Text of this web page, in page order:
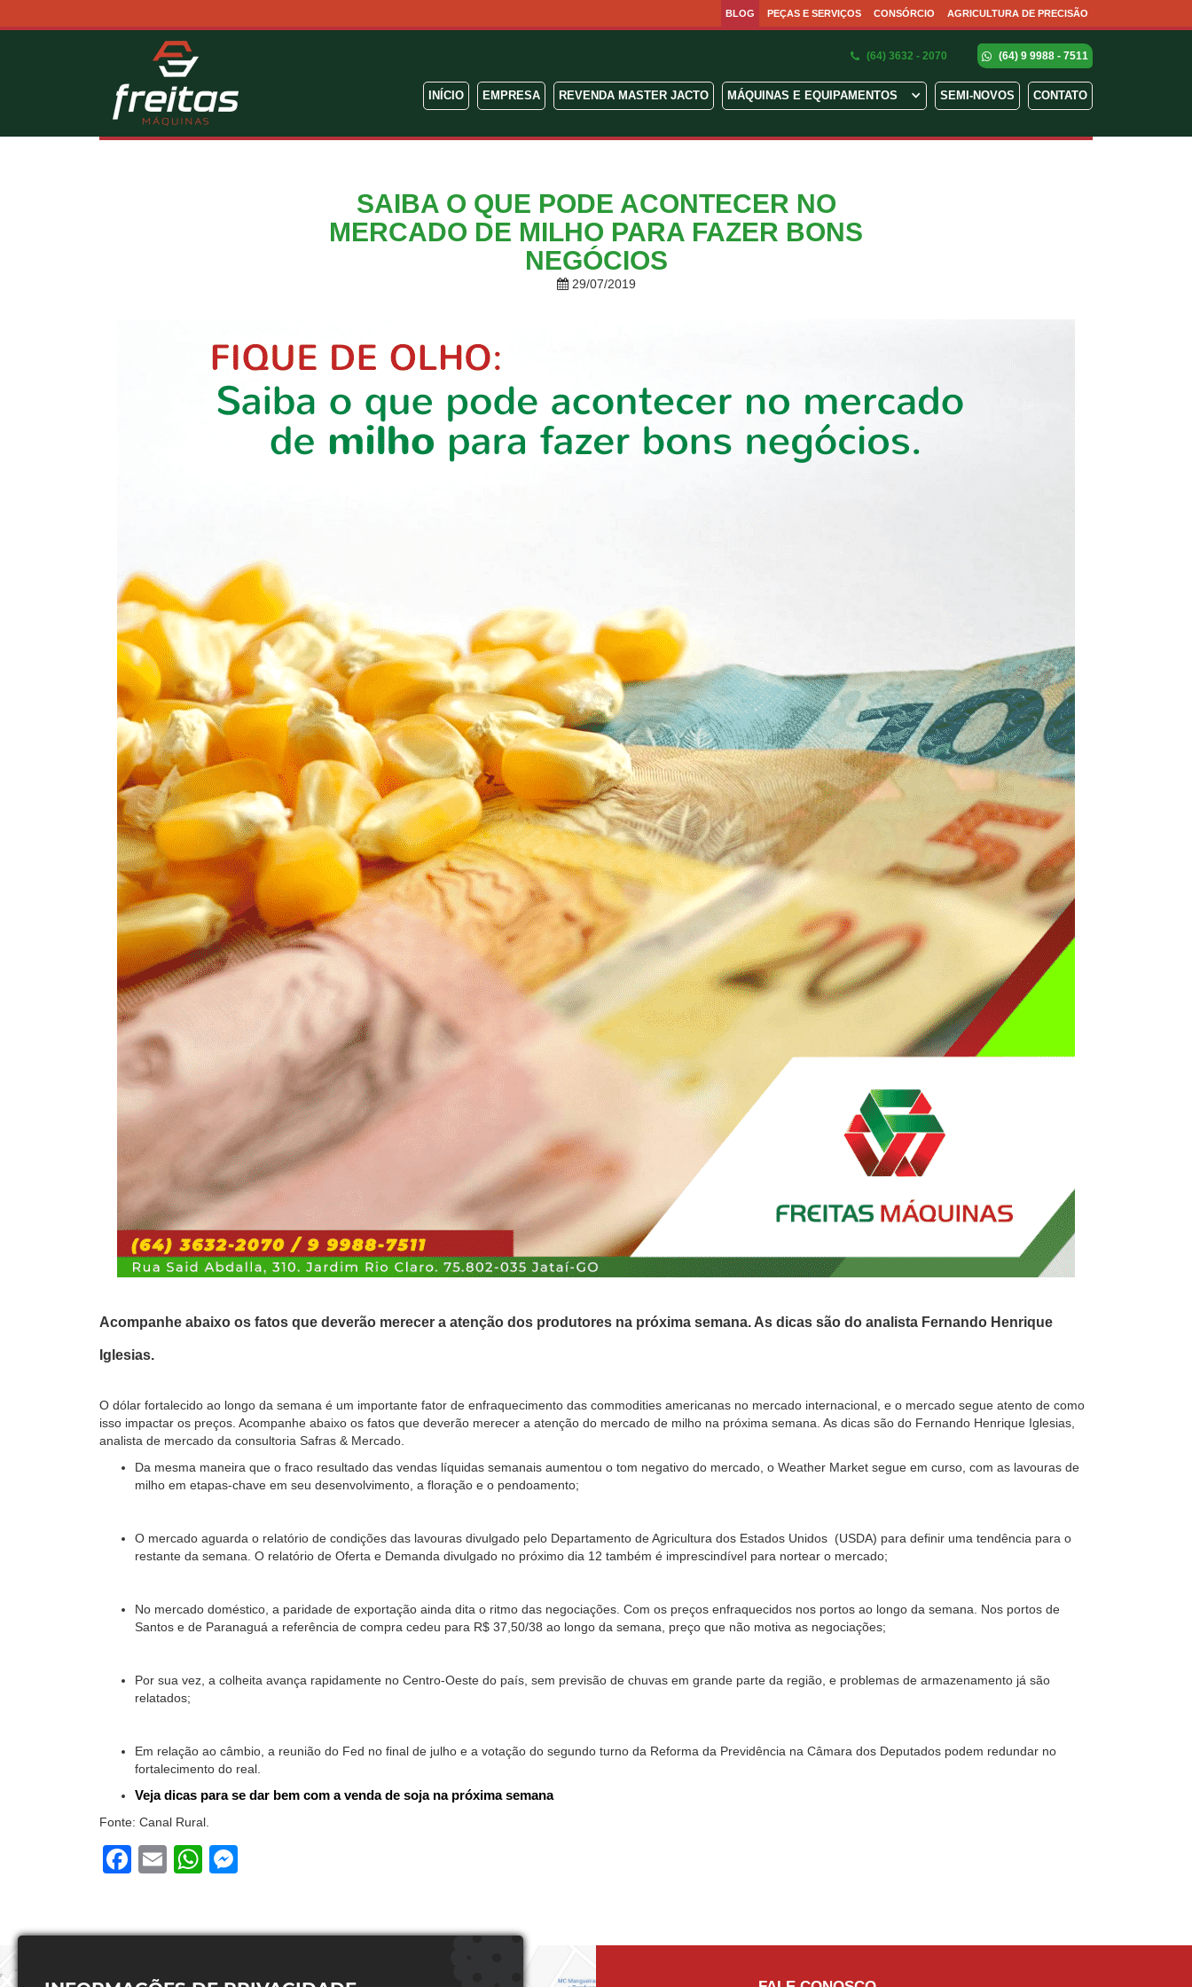
BLOG PEÇAS E SERVIÇOS CONSÓRCIO AGRICULTURA DE PRECISÃO
(64) 3632 - 2070 (64) 9 9988 - 7511
INÍCIO EMPRESA REVENDA MASTER JACTO MÁQUINAS E EQUIPAMENTOS SEMI-NOVOS CONTATO
SAIBA O QUE PODE ACONTECER NO
MERCADO DE MILHO PARA FAZER BONS
NEGÓCIOS
29/07/2019
Acompanhe abaixo os fatos que deverão merecer a atenção dos produtores na próxima semana. As dicas são do analista Fernando Henrique
Iglesias.
O dólar fortalecido ao longo da semana é um importante fator de enfraquecimento das commodities americanas no mercado internacional, e o mercado segue atento de como
isso impactar os preços. Acompanhe abaixo os fatos que deverão merecer a atenção do mercado de milho na próxima semana. As dicas são do Fernando Henrique Iglesias,
analista de mercado da consultoria Safras & Mercado.
Da mesma maneira que o fraco resultado das vendas líquidas semanais aumentou o tom negativo do mercado, o Weather Market segue em curso, com as lavouras de
milho em etapas-chave em seu desenvolvimento, a floração e o pendoamento;
O mercado aguarda o relatório de condições das lavouras divulgado pelo Departamento de Agricultura dos Estados Unidos (USDA) para definir uma tendência para o
restante da semana. O relatório de Oferta e Demanda divulgado no próximo dia 12 também é imprescindível para nortear o mercado;
No mercado doméstico, a paridade de exportação ainda dita o ritmo das negociações. Com os preços enfraquecidos nos portos ao longo da semana. Nos portos de
Santos e de Paranaguá a referência de compra cedeu para R$ 37,50/38 ao longo da semana, preço que não motiva as negociações;
Por sua vez, a colheita avança rapidamente no Centro-Oeste do país, sem previsão de chuvas em grande parte da região, e problemas de armazenamento já são
relatados;
Em relação ao câmbio, a reunião do Fed no final de julho e a votação do segundo turno da Reforma da Previdência na Câmara dos Deputados podem redundar no
fortalecimento do real.
Veja dicas para se dar bem com a venda de soja na próxima semana
Fonte: Canal Rural.
Facebook
EmailWhatsApp